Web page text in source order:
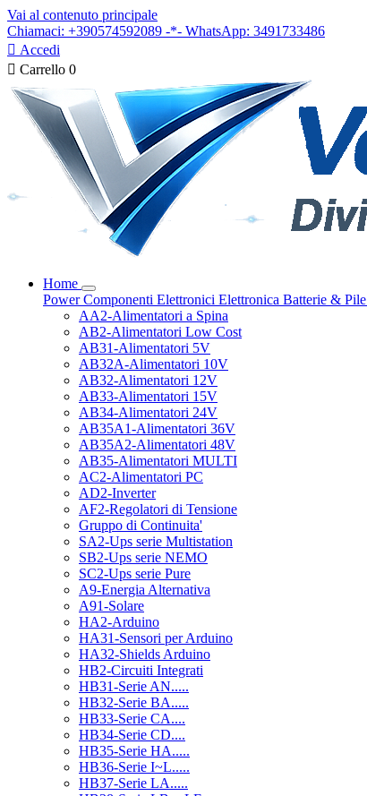
Vai al contenuto principale
Chiamaci: +390574592089 -*- WhatsApp: 3491733486
 Accedi
 Carrello 0
Home
PowerComponenti Elettronici Elettronica Batterie & Pile
AA2-Alimentatori a Spina
AB2-Alimentatori Low Cost
AB31-Alimentatori 5V
AB32A-Alimentatori 10V
AB32-Alimentatori 12V
AB33-Alimentatori 15V
AB34-Alimentatori 24V
AB35A1-Alimentatori 36V
AB35A2-Alimentatori 48V
AB35-Alimentatori MULTI
AC2-Alimentatori PC
AD2-Inverter
AF2-Regolatori di Tensione
Gruppo di Continuita'
SA2-Ups serie Multistation
SB2-Ups serie NEMO
SC2-Ups serie Pure
A9-Energia Alternativa
A91-Solare
HA2-Arduino
HA31-Sensori per Arduino
HA32-Shields Arduino
HB2-Circuiti Integrati
HB31-Serie AN.....
HB32-Serie BA.....
HB33-Serie CA....
HB34-Serie CD....
HB35-Serie HA.....
HB36-Serie I~L.....
HB37-Serie LA.....